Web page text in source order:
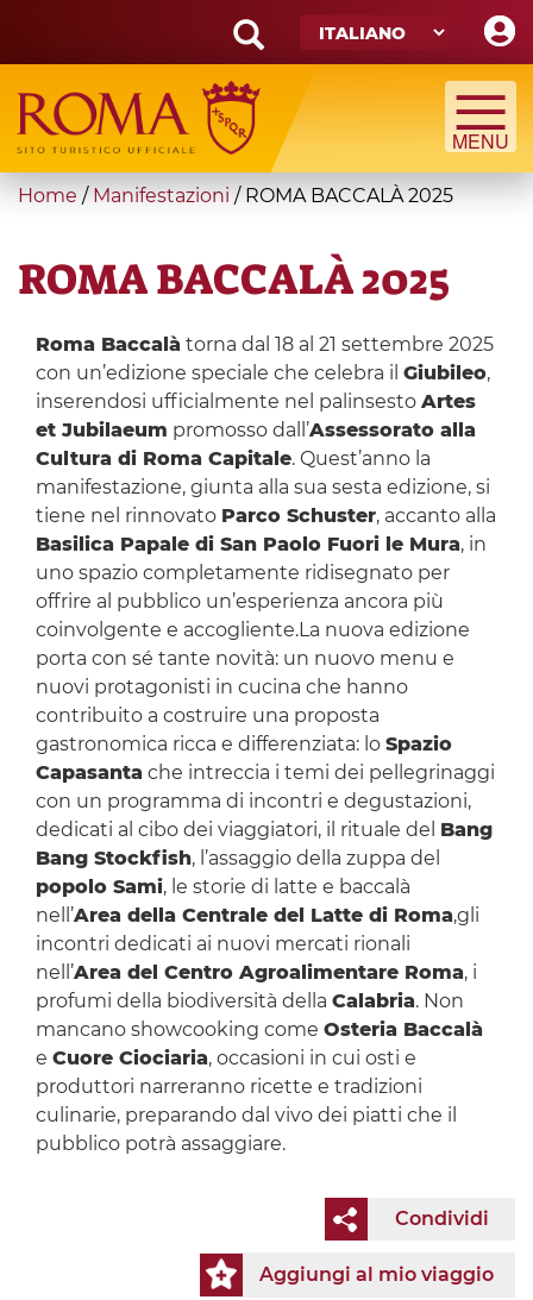
main
content
Search
form
Cerca
You
here
Home / Manifestazioni / ROMA BACCALÀ 2025
ROMA BACCALÀ 2025
Roma Baccalà torna dal 18 al 21 settembre 2025
con un’edizione speciale che celebra il Giubileo,
inserendosi ufficialmente nel palinsesto Artes
et Jubilaeum promosso dall’Assessorato alla
Cultura di Roma Capitale. Quest’anno la
manifestazione, giunta alla sua sesta edizione, si
tiene nel rinnovato Parco Schuster, accanto alla
Basilica Papale di San Paolo Fuori le Mura, in
uno spazio completamente ridisegnato per
offrire al pubblico un’esperienza ancora più
coinvolgente e accogliente.La nuova edizione
porta con sé tante novità: un nuovo menu e
nuovi protagonisti in cucina che hanno
contribuito a costruire una proposta
gastronomica ricca e differenziata: lo Spazio
Capasanta che intreccia i temi dei pellegrinaggi
con un programma di incontri e degustazioni,
dedicati al cibo dei viaggiatori, il rituale del Bang
Bang Stockfish, l’assaggio della zuppa del
popolo Sami, le storie di latte e baccalà
nell’Area della Centrale del Latte di Roma,gli
incontri dedicati ai nuovi mercati rionali
nell’Area del Centro Agroalimentare Roma, i
profumi della biodiversità della Calabria. Non
mancano showcooking come Osteria Baccalà
e Cuore Ciociaria, occasioni in cui osti e
produttori narreranno ricette e tradizioni
culinarie, preparando dal vivo dei piatti che il
pubblico potrà assaggiare.
Condividi
Aggiungi al mio viaggio